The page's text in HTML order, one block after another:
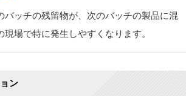
ッチの残留物が、次のバッチの製品に混
場で特に発生しやすくなります。
ン